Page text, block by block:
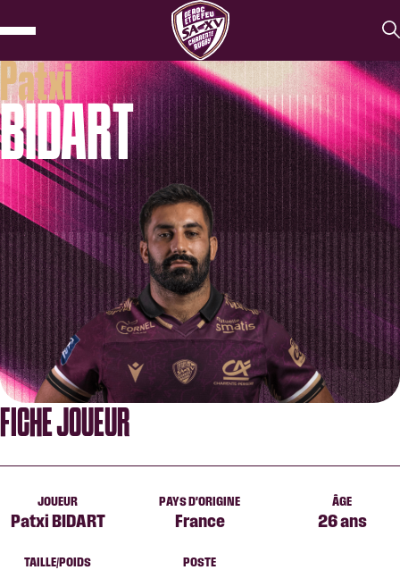
Patxi
BIDART
FICHE JOUEUR
JOUEUR
Patxi BIDART
PAYS D'ORIGINE
France
ÂGE
26 ans
TAILLE/POIDS POSTE